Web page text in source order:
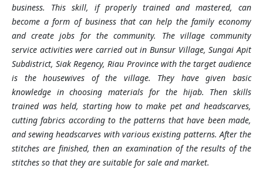
business. This skill, if properly trained and mastered, can
become a form of business that can help the family economy
and create jobs for the community. The village community
service activities were carried out in Bunsur Village, Sungai Apit
Subdistrict, Siak Regency, Riau Province with the target audience
isthe housewives of the village. They havegiven basic
knowledge in choosing materials for the hijab. Then skills
trained was held, starting how to make pet and headscarves,
cutting fabrics according to the patterns that have been made,
and sewing headscarves with various existing patterns. After the
stitches are finished,thenanexamination of the results of the
stitches so that they are suitable for sale and market.